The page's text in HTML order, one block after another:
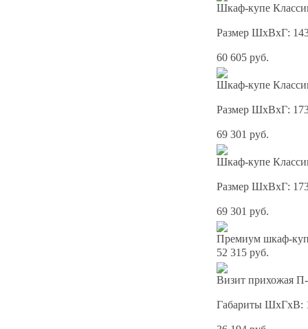
Шкаф-купе
Размер ШхВхГ:
60 605 руб.
Шкаф-купе
Размер ШхВхГ:
69 301 руб.
Шкаф-купе
Размер ШхВхГ:
69 301 руб.
Премиум шкаф-
52 315 руб.
Визит прихожая
Габариты ШхГхВ: